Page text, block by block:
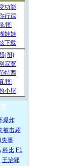
爆炸
被击毙
事
科比 F1
王治郅